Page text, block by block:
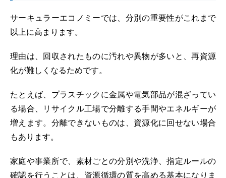
サーキュラーエコノミーでは、分別の重要性がこれまで
以上に高まります。
理由は、回収されたものに汚れや異物が多いと、再資源
化が難しくなるためです。
たとえば、プラスチックに金属や電気部品が混ざってい
る場合、リサイクル工場で分離する手間やエネルギーが
増えます。分離できないものは、資源化に回せない場合
もあります。
家庭や事業所で、素材ごとの分別や洗浄、指定ルールの
確認を行うことは、資源循環の質を高める基本になりま